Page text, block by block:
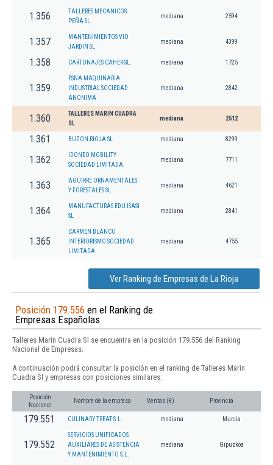
1.356
TALLERES MECANICOS
PEÑA SL.
mediana 2594
1.357
MANTENIMIENTOS VIO
JARDIN SL
mediana 4399
1.358 CARTONAJES CAHER SL. mediana 1725
1.359
ESNA MAQUINARIA
INDUSTRIAL SOCIEDAD
ANONIMA
mediana 2842
1.360
TALLERES MARIN CUADRA
SL
mediana 2512
1.361 BUZON RIOJA SL mediana 8299
1.362
IDONEO MOBILITY
SOCIEDAD LIMITADA.
mediana 7711
1.363
AGUIRRE ORNAMENTALES
Y FORESTALES SL
mediana 4621
1.364
MANUFACTURAS EDU ISASI
SL
mediana 2841
1.365
CARMEN BLANCO
INTERIORISMO SOCIEDAD
LIMITADA
mediana 4755
Ver Ranking de Empresas de La Rioja
Posición 179.556 en el Ranking de
Empresas Españolas
Talleres Marin Cuadra Sl se encuentra en la posición 179.556 del Ranking
Nacional de Empresas.
A continuación podrá consultar la posición en el ranking de Talleres Marin
Cuadra Sl y empresas con posiciones similares:
Posición
Nacional
Nombre de la empresa Ventas (€) Provincia
179.551 CULINARY TREAT S.L. mediana Murcia
179.552
SERVICIOS UNIFICADOS
AUXILIARES DE ASISTENCIA
Y MANTENIMIENTO S.L.
mediana Gipuzkoa